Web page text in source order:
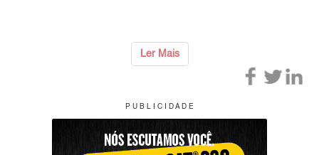
Ler Mais
P U B L I C I D A D E